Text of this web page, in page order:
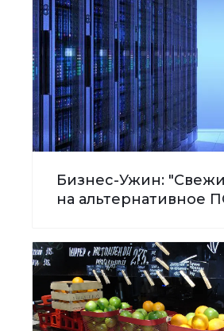
Бизнес-Ужин:
на альтернативное